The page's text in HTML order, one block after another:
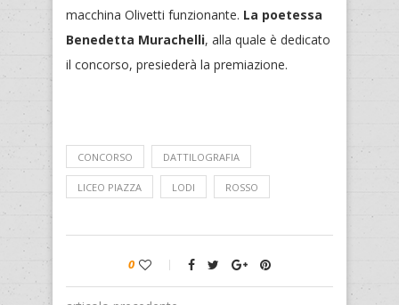
macchina Olivetti funzionante. La poetessa
Benedetta Murachelli, alla quale è dedicato
il concorso, presiederà la premiazione.
CONCORSO DATTILOGRAFIA
LICEO PIAZZA LODI ROSSO
0